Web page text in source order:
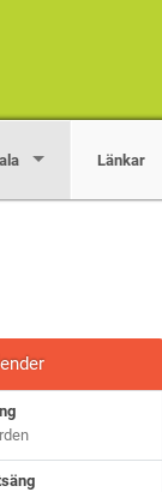
Länkar